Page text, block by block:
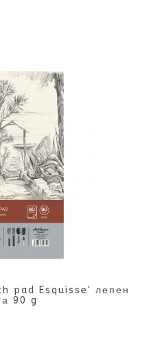
pad Esquisse' лепен
90 g